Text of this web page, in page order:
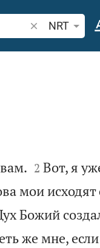
Поиск по
NRT

2 Вот, я
мои исходят
Божий
же мне, если